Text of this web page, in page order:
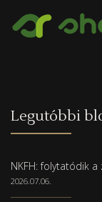
Legutóbbi
NKFH: folytatódik
2026.07.06.